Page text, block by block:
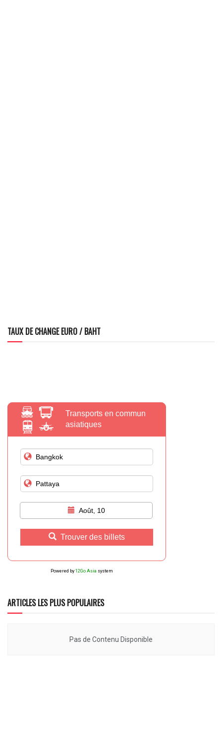
TAUX DE CHANGE EURO / BAHT
Transports en commun
asiatiques
Août, 10
Trouver des billets
Powered by 12Go Asia system
ARTICLES LES PLUS POPULAIRES
Pas de Contenu Disponible